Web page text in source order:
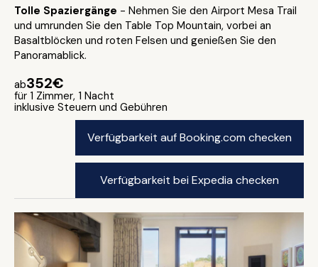
Tolle Spaziergänge - Nehmen Sie den Airport Mesa Trail
und umrunden Sie den Table Top Mountain, vorbei an
Basaltblöcken und roten Felsen und genießen Sie den
Panoramablick.
ab352€
für 1 Zimmer, 1 Nacht
inklusive Steuern und Gebühren
Verfügbarkeit auf Booking.com checken
Verfügbarkeit bei Expedia checken